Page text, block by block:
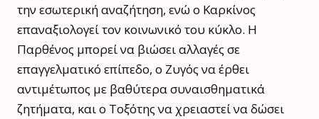
την εσωτερική αναζήτηση, ενώ ο Καρκίνος
επαναξιολογεί τον κοινωνικό του κύκλο. Η
Παρθένος μπορεί να βιώσει αλλαγές σε
επαγγελματικό επίπεδο, ο Ζυγός να έρθει
αντιμέτωπος με βαθύτερα συναισθηματικά
ζητήματα, και ο Τοξότης να χρειαστεί να δώσει